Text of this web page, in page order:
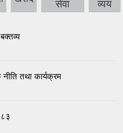
सेवा
व्यय
तथा कार्यक्रम